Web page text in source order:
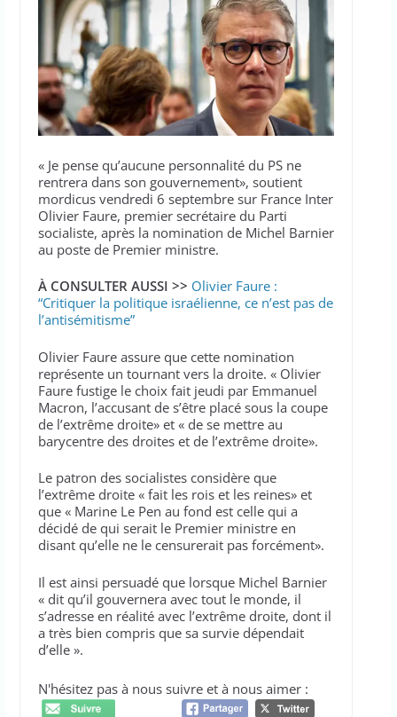
« Je pense qu’aucune personnalité du PS ne
rentrera dans son gouvernement», soutient
mordicus vendredi 6 septembre sur France Inter
Olivier Faure, premier secrétaire du Parti
socialiste, après la nomination de Michel Barnier
au poste de Premier ministre.
À CONSULTER AUSSI >> Olivier Faure :
“Critiquer la politique israélienne, ce n’est pas de
l’antisémitisme”
Olivier Faure assure que cette nomination
représente un tournant vers la droite. « Olivier
Faure fustige le choix fait jeudi par Emmanuel
Macron, l’accusant de s’être placé sous la coupe
de l’extrême droite» et « de se mettre au
barycentre des droites et de l’extrême droite».
Le patron des socialistes considère que
l’extrême droite « fait les rois et les reines» et
que « Marine Le Pen au fond est celle qui a
décidé de qui serait le Premier ministre en
disant qu’elle ne le censurerait pas forcément».
Il est ainsi persuadé que lorsque Michel Barnier
« dit qu’il gouvernera avec tout le monde, il
s’adresse en réalité avec l’extrême droite, dont il
a très bien compris que sa survie dépendait
d’elle ».
N'hésitez pas à nous suivre et à nous aimer :